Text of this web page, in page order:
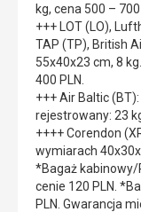
kg, cena 500 – 700
+++ LOT (LO),
TAP (TP), British
55x40x23 cm, 8
400 PLN.
+++ Air Baltic
rejestrowany: 23
++++ Corendon
wymiarach
*Bagaż kabinowy/
cenie 120 PLN.
PLN. Gwarancja